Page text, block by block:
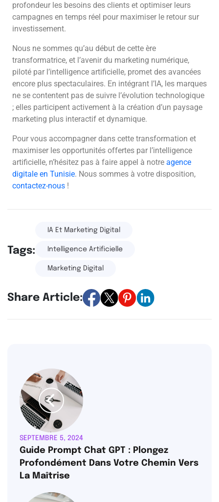
profondeur les besoins des clients et optimiser leurs
campagnes en temps réel pour maximiser le retour sur
investissement.
Nous ne sommes qu’au début de cette ère
transformatrice, et l’avenir du marketing numérique,
piloté par l’intelligence artificielle, promet des avancées
encore plus spectaculaires. En intégrant l’IA, les marques
ne se contentent pas de suivre l’évolution technologique
; elles participent activement à la création d’un paysage
marketing plus interactif et dynamique.
Pour vous accompagner dans cette transformation et
maximiser les opportunités offertes par l’intelligence
artificielle, n’hésitez pas à faire appel à notre agence
digitale en Tunisie. Nous sommes à votre disposition,
contactez-nous !
Tags:
IA Et Marketing Digital
Intelligence Artificielle
Marketing Digital
Share Article:
SEPTEMBRE 5, 2024
Guide Prompt Chat GPT : Plongez
Profondément Dans Votre Chemin Vers
La Maîtrise